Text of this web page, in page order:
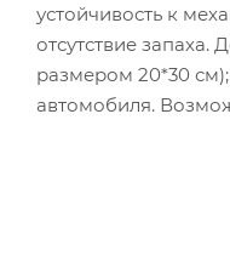
устойчивость к
отсутствие
размером 20*30
автомобиля.